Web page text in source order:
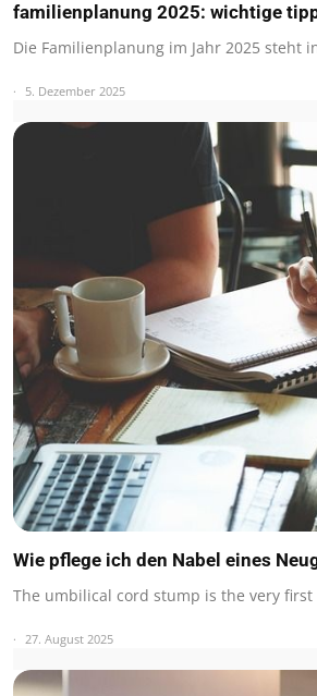
familienplanung 2025: wichtige
Die Familienplanung im Jahr 2025 steht
5. Dezember 2025
Wie pflege ich den Nabel eines
The umbilical cord stump is the very
27. August 2025